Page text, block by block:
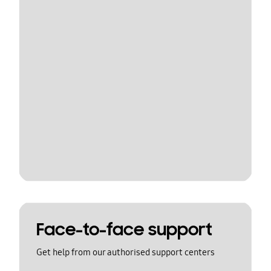
Face-to-face support
Get help from our authorised support centers